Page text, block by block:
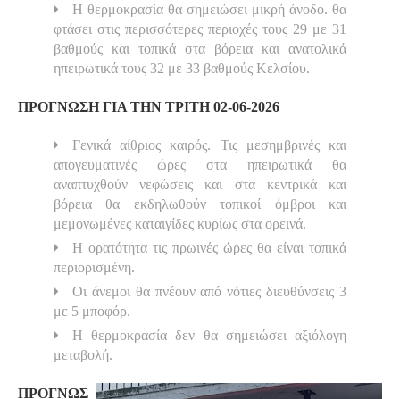
Η θερμοκρασία θα σημειώσει μικρή άνοδο. θα
φτάσει στις περισσότερες περιοχές τους 29 με 31
βαθμούς και τοπικά στα βόρεια και ανατολικά
ηπειρωτικά τους 32 με 33 βαθμούς Κελσίου.
ΠΡΟΓΝΩΣΗ ΓΙΑ ΤΗΝ ΤΡΙΤΗ 02-06-2026
Γενικά αίθριος καιρός. Τις μεσημβρινές και
απογευματινές ώρες στα ηπειρωτικά θα
αναπτυχθούν νεφώσεις και στα κεντρικά και
βόρεια θα εκδηλωθούν τοπικοί όμβροι και
μεμονωμένες καταιγίδες κυρίως στα ορεινά.
Η ορατότητα τις πρωινές ώρες θα είναι τοπικά
περιορισμένη.
Οι άνεμοι θα πνέουν από νότιες διευθύνσεις 3
με 5 μποφόρ.
Η θερμοκρασία δεν θα σημειώσει αξιόλογη
μεταβολή.
ΠΡΟΓΝΩΣ